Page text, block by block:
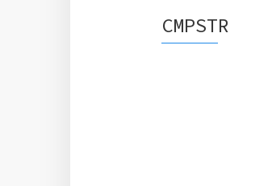
CMPSTR